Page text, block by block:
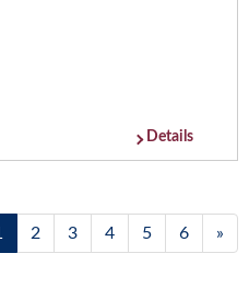
Details
2 3 4 5 6 »